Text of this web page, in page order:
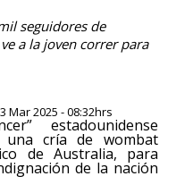
seguidores de
a la joven correr para
Mar 2025 - 08:32hrs
estadounidense
una cría de wombat
de Australia, para
de la nación